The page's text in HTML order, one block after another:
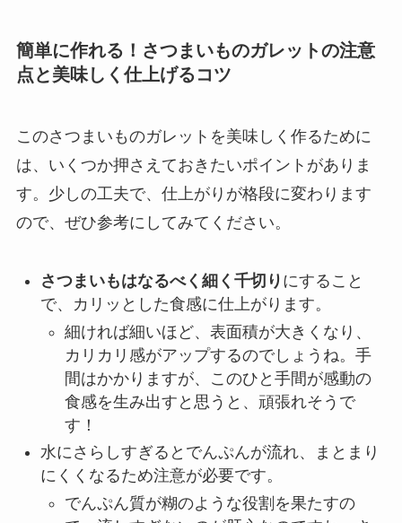
簡単に作れる！さつまいものガレットの注意
点と美味しく仕上げるコツ
このさつまいものガレットを美味しく作るために
は、いくつか押さえておきたいポイントがありま
す。少しの工夫で、仕上がりが格段に変わります
ので、ぜひ参考にしてみてください。
さつまいもはなるべく細く千切り にすること
で、カリッとした食感に仕上がります。
細ければ細いほど、表面積が大きくなり、
カリカリ感がアップするのでしょうね。手
間はかかりますが、このひと手間が感動の
食感を生み出すと思うと、頑張れそうで
す！
水にさらしすぎるとでんぷんが流れ、まとまり
にくくなるため注意が必要です。
でんぷん質が糊のような役割を果たすの